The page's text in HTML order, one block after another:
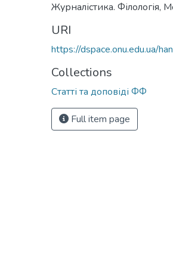
Журналістика. Філологія,
URI
https://dspace.onu.edu.ua/
Collections
Статті та доповіді ФФ
Full item page